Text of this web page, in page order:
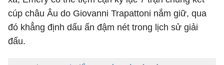
cúp châu Âu do Giovanni Trapattoni nắm giữ, qua
đó khẳng định dấu ấn đậm nét trong lịch sử giải
đấu.